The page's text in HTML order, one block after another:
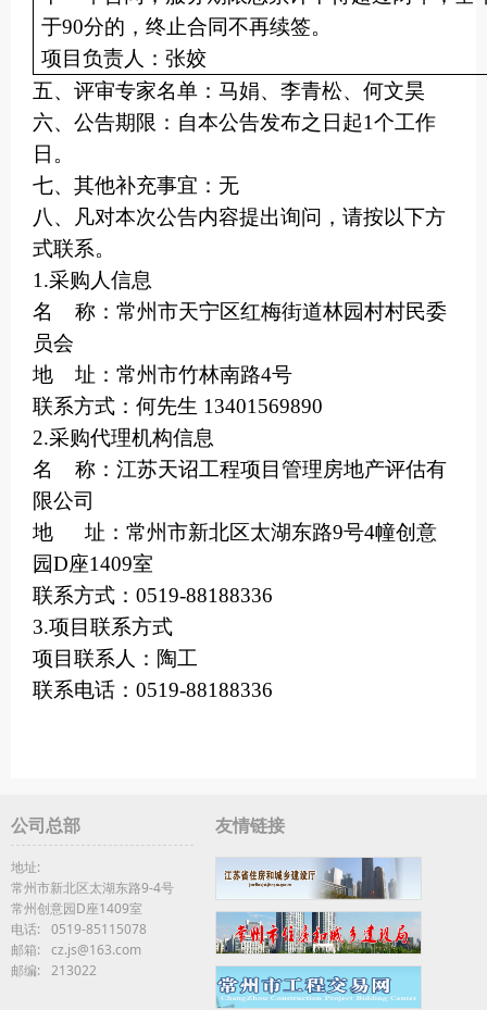
于90分的，终止合同不再续签。
项目负责人：张姣
五、评审专家名单：马娟、 李青松、 何文昊
六、公告期限： 自本公告发布之日起1个工作
日。
七、其他补充事宜 ： 无
八 、凡对本次公告内容提出询问，请按以下方
式联系。
1.采购人信息
名
称：常州市天宁区红梅街道林园村村民委
员会
地
址：常州市竹林南路4号
联系方式：何先生 13401569890
2.采购代理机构信息
名
称：江苏天诏工程项目管理房地产评估有
限公司
地
址：常州市新北区太湖东路9号4幢创意
园D座1409室
联系方式： 0519-88188336
3.项目联系方式
项目联系人：陶工
联系电话： 0519-88188336
公司总部
地址:
常州市新北区太湖东路9-4号
常州创意园D座1409室
电话:
0519-85115078
邮箱:
cz.js@163.com
邮编:
213022
友情链接